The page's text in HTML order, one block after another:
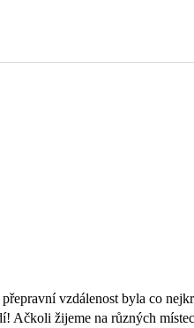
vzdálenost byla co
Ačkoli žijeme na různých